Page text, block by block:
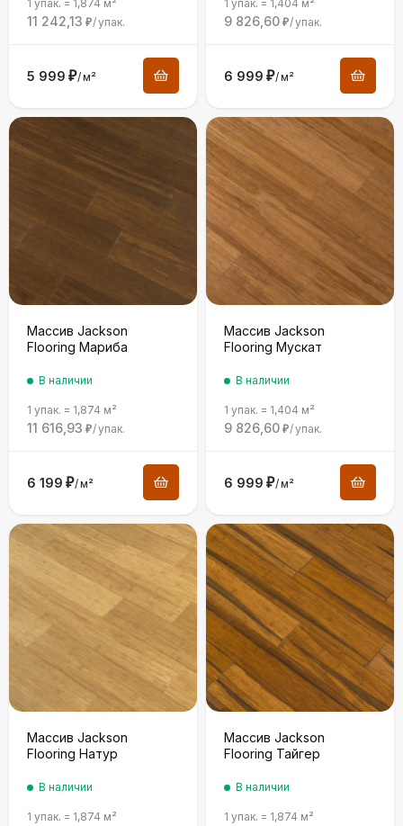
1 упак. = 1,874 м²
11 242,13 ₽/упак.
5 999 ₽/м²
1 упак. = 1,404 м²
9 826,60 ₽/упак.
6 999 ₽/м²
Массив Jackson
Flooring Мариба
В наличии
1 упак. = 1,874 м²
11 616,93 ₽/упак.
6 199 ₽/м²
Массив Jackson
Flooring Мускат
В наличии
1 упак. = 1,404 м²
9 826,60 ₽/упак.
6 999 ₽/м²
Массив Jackson
Flooring Натур
В наличии
1 упак. = 1,874 м²
Массив Jackson
Flooring Тайгер
В наличии
1 упак. = 1,874 м²